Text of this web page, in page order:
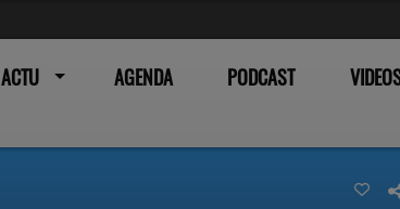
ACTU AGENDA PODCAST